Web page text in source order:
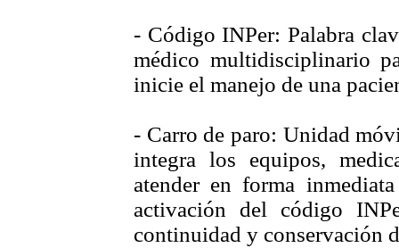
- Código INPer: Palabra
médico multidisciplinario
inicie el manejo de una
- Carro de paro: Unidad
integra los equipos,
atender en forma
activación del código
continuidad y conservación